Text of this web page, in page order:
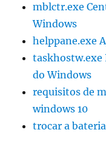
mblctr.exe
Windows
helppane.exe
taskhostw.exe
do Windows
requisitos de
windows 10
trocar a